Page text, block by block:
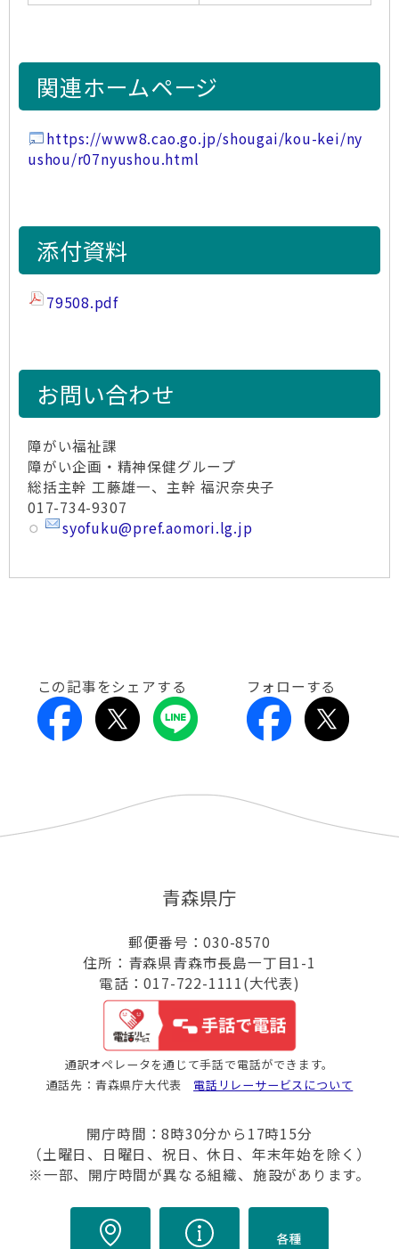
関連ホームページ
https://www8.cao.go.jp/shougai/kou-kei/ny
ushou/r07nyushou.html
添付資料
79508.pdf
お問い合わせ
障がい福祉課
障がい企画・精神保健グループ
総括主幹 工藤雄一、主幹 福沢奈央子
017-734-9307
syofuku@pref.aomori.lg.jp
この記事をシェアする フォローする
青森県庁
郵便番号：030-8570
住所：青森県青森市長島一丁目1-1
電話：017-722-1111(大代表)
通訳オペレータを通じて手話で電話ができます。
通話先：青森県庁大代表 電話リレーサービスについて
開庁時間：8時30分から17時15分
（土曜日、日曜日、祝日、休日、年末年始を除く）
※一部、開庁時間が異なる組織、施設があります。